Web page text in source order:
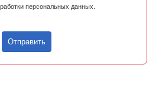
персональных данных.
Отправить